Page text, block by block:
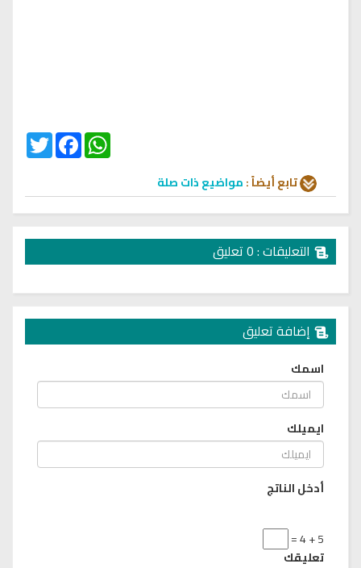
Twitter
FacebookWhatsApp
تابع أيضاً :مواضيع ذات صلة
التعليقات : 0 تعليق
إضافة تعليق
اسمك
ايميلك
أدخل الناتج
5 + 4 =
تعليقك